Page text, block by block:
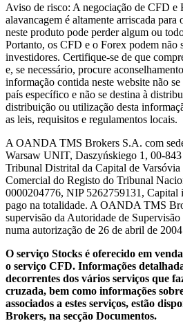
Aviso de risco: A negociação de CFD e
alavancagem é altamente arriscada para
neste produto pode perder algum ou
Portanto, os CFD e o Forex podem não
investidores. Certifique-se de que
e, se necessário, procure
informação contida neste website não
país específico e não se destina à
distribuição ou utilização desta
as leis, requisitos e regulamentos locais.
A OANDA TMS Brokers S.A. com
Warsaw UNIT, Daszyńskiego 1, 00-
Tribunal Distrital da Capital de
Comercial do Registo do Tribunal
0000204776, NIP 5262759131,
pago na totalidade. A OANDA TMS
supervisão da Autoridade de
numa autorização de 26 de abril de
O serviço Stocks é oferecido em
o serviço CFD. Informações
decorrentes dos vários serviços que
cruzada, bem como informações
associados a estes serviços, estão
Brokers, na secção Documentos.